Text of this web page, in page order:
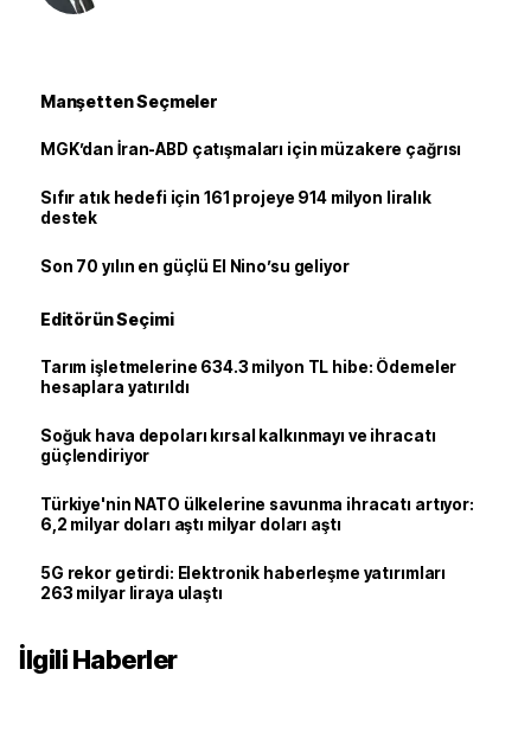
Manşetten Seçmeler
MGK’dan İran-ABD çatışmaları için müzakere çağrısı
Sıfır atık hedefi için 161 projeye 914 milyon liralık
destek
Son 70 yılın en güçlü El Nino’su geliyor
Editörün Seçimi
Tarım işletmelerine 634.3 milyon TL hibe: Ödemeler
hesaplara yatırıldı
Soğuk hava depoları kırsal kalkınmayı ve ihracatı
güçlendiriyor
Türkiye'nin NATO ülkelerine savunma ihracatı artıyor:
6,2 milyar doları aştı milyar doları aştı
5G rekor getirdi: Elektronik haberleşme yatırımları
263 milyar liraya ulaştı
İlgili Haberler